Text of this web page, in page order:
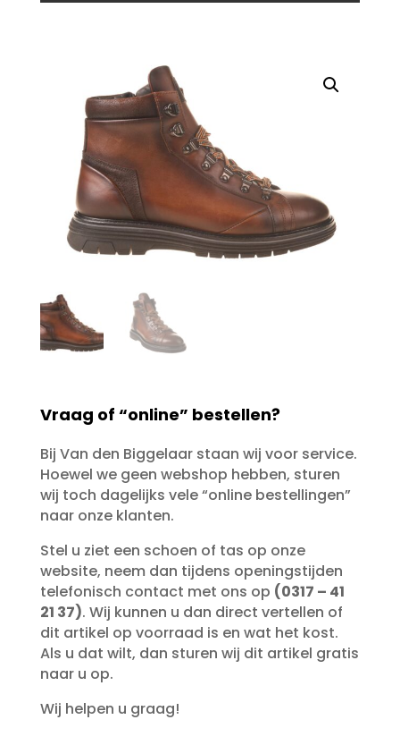
Vraag of “online” bestellen?
Bij Van den Biggelaar staan wij voor service.
Hoewel we geen webshop hebben, sturen
wij toch dagelijks vele “online bestellingen”
naar onze klanten.
Stel u ziet een schoen of tas op onze
website, neem dan tijdens openingstijden
telefonisch contact met ons op (0317 – 41
21 37). Wij kunnen u dan direct vertellen of
dit artikel op voorraad is en wat het kost.
Als u dat wilt, dan sturen wij dit artikel gratis
naar u op.
Wij helpen u graag!